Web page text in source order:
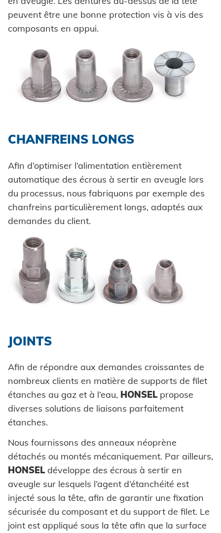
peuvent être une bonne protection vis à vis des
composants en appui.
CHANFREINS LONGS
Afin d’optimiser l’alimentation entièrement
automatique des écrous à sertir en aveugle lors
du processus, nous fabriquons par exemple des
chanfreins particulièrement longs, adaptés aux
demandes du client.
JOINTS
Afin de répondre aux demandes croissantes de
nombreux clients en matière de supports de filet
étanches au gaz et à l’eau, HONSEL propose
diverses solutions de liaisons parfaitement
étanches.
Nous fournissons des anneaux néoprène
détachés ou montés mécaniquement. Par ailleurs,
HONSEL développe des écrous à sertir en
aveugle sur lesquels l’agent d’étanchéité est
injecté sous la tête, afin de garantir une fixation
sécurisée du composant et du support de filet. Le
joint est appliqué sous la tête afin que la surface